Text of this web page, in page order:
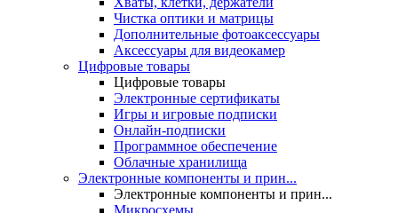
Чистка оптики и матрицы
Дополнительные фотоаксессуары
Аксессуары для видеокамер
Цифровые товары
Цифровые товары
Электронные сертификаты
Игры и игровые подписки
Онлайн-подписки
Программное обеспечение
Облачные хранилища
Электронные компоненты и прин...
Электронные компоненты и прин...
Микросхемы